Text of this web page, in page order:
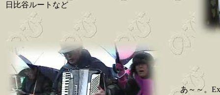
日比谷ルートなど
あ～～。